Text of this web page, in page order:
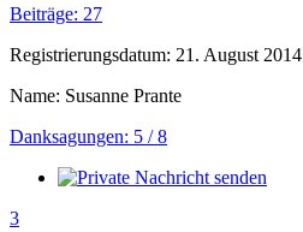
Beiträge: 27
Registrierungsdatum: 21. August 2014
Name: Susanne Prante
Danksagungen: 5 / 8
3